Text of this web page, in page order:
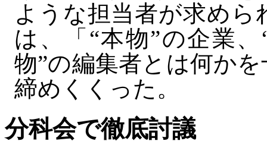
ような担当者が求め
は、「“本物”の企業
物”の編集者とは何か
締めくくった。
分科会で徹底討議